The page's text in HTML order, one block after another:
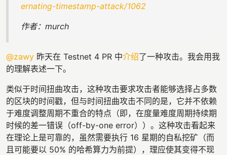
ernating-timestamp-attack/1062
作者：murch
@zawy 昨天在 Testnet 4 PR 中介绍了一种攻击。我会用我
的理解表述一下。
类似于时间扭曲攻击，这种攻击要求攻击者能够选择占多数
的区块的时间戳，但与时间扭曲攻击不同的是，它并不依赖
于难度调整周期不重合的特点（即，在度量难度周期持续期
时候的差一错误（off-by-one error））。这种攻击看起来
在理论上是可靠的，虽然需要执行 16 星期的自私挖矿（而
且可能要以 50% 的哈希算力为前提），理应使其变得不现